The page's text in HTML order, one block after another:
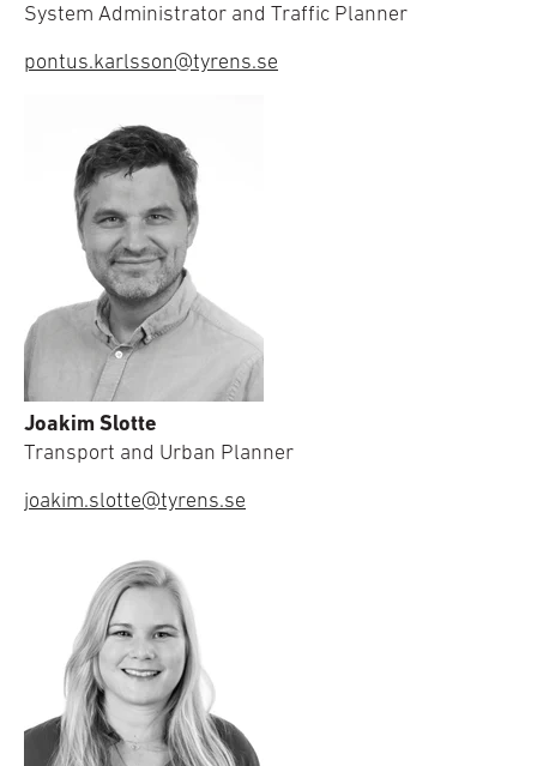
System Administrator and Traffic Planner
pontus.karlsson@tyrens.se
Joakim Slotte
Transport and Urban Planner
joakim.slotte@tyrens.se